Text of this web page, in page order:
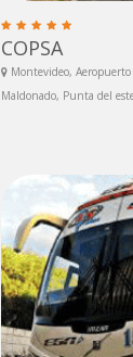
COPSA
Montevideo,
Maldonado, Punta del